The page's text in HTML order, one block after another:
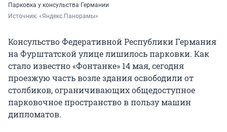
Парковка у консульства Германии
Источник: «Яндекс.Панорамы»
Консульство Федеративной Республики Германия
на Фурштатской улице лишилось парковки. Как
стало известно «Фонтанке» 14 мая, сегодня
проезжую часть возле здания освободили от
столбиков, ограничивающих общедоступное
парковочное пространство в пользу машин
дипломатов.